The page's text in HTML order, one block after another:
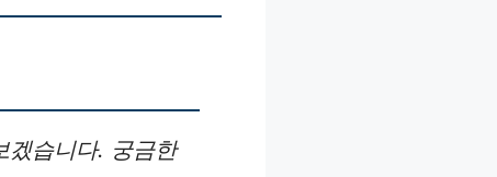
겠습니다. 궁금한